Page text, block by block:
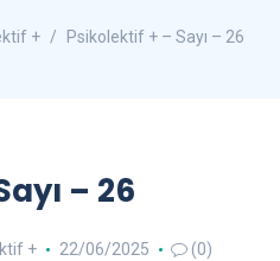
+ Psikolektif + – Sayı – 26
– 26
+ 22/06/2025 (0)